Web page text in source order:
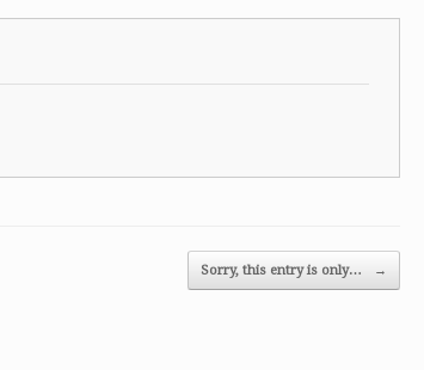
Sorry, this entry is only… →